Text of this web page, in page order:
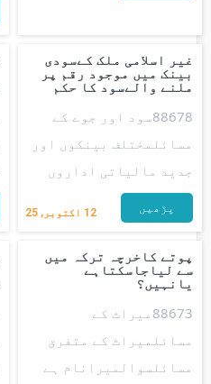
غیر اسلامی ملک کےسودی
بینک میں موجود رقم پر
ملنے والےسود کا حکم
12 اکتوبر, 25
88678سود اور جوے کے
مسائلمختلف بینکوں اور
جدید مالیاتی اداروں
پڑھیں
پوتے کاخرچہ ترکہ میں
سے لیاجاسکتاہے
یانہیں؟
88673میراث کے
مسائلمیراث کے متفرق
مسائلسوالمیرانام ہے